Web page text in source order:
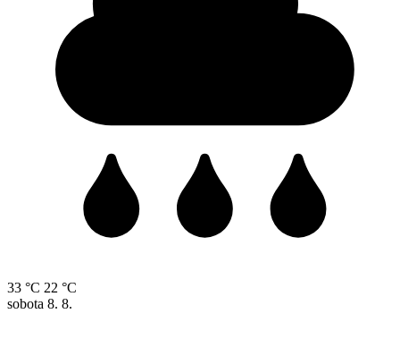
33 °C 22 °C
sobota 8. 8.